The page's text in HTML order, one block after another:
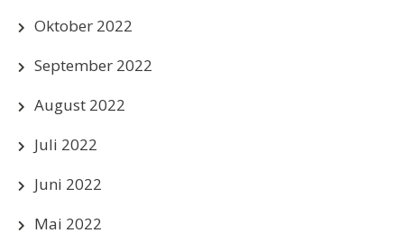
Oktober 2022
September 2022
August 2022
Juli 2022
Juni 2022
Mai 2022